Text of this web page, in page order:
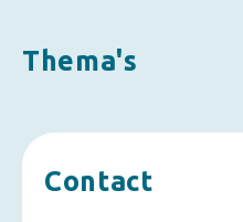
Thema's
Contact